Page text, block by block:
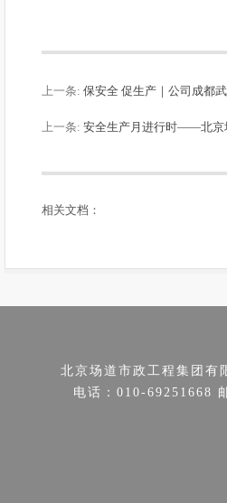
上一条: 保安全 促生产｜公司成都
上一条: 安全生产月进行时——北京
相关文档：
北京场道市政工程集团有
电话：010-69251668